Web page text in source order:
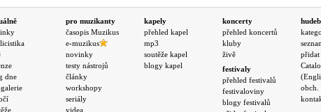
dne
pro muzikanty
časopis Muzikus
e-muzikus
novinky
testy nástrojů
články
workshopy
seriály
videa
kapely
přehled kapel
mp3
soutěže kapel
blogy kapel
koncerty
přehled koncertů
kluby
živě
festivaly
přehled festivalů
festivaloviny
blogy festivalů
obch.